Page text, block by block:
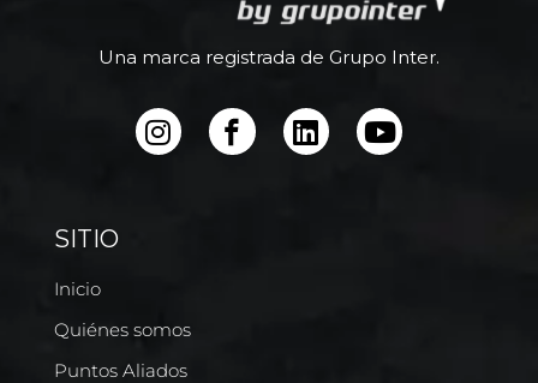
Una marca registrada de Grupo Inter.
SITIO
Inicio
Quiénes somos
Puntos Aliados